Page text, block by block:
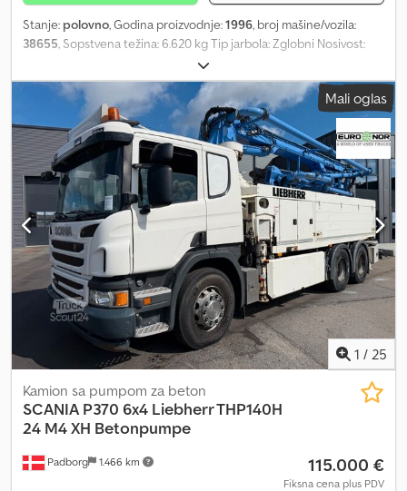
Stanje: polovno, Godina proizvodnje:1996, broj mašine/vozila:
38655, Sopstvena težina: 6.620 kg Tip jarbola: Zglobni Nosivost:
227 kg Radna visina: 1.550 cm Dimenzije tovarnog prostora: 645 x
175 x 200 cm Stanje guma napred: 60 Stanje guma pozadi: 60
Maksimalni horizontalni doseg: 850 m Cedpfxozr Ty Es Aaierf Za
više informacija, obratite se kompaniji PFEIFER GROUP.
Mali oglas
1 / 25
Padborg 1.466 km
Kamion sa pumpom za beton
SCANIA P370 6x4 Liebherr THP140H
24 M4 XH Betonpumpe
115.000 €
Fiksna cena plus PDV